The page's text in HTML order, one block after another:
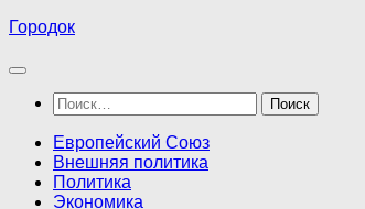
Перейти
содержимому
Городок
Найти:
Европейский Союз
Внешняя политика
Политика
Экономика